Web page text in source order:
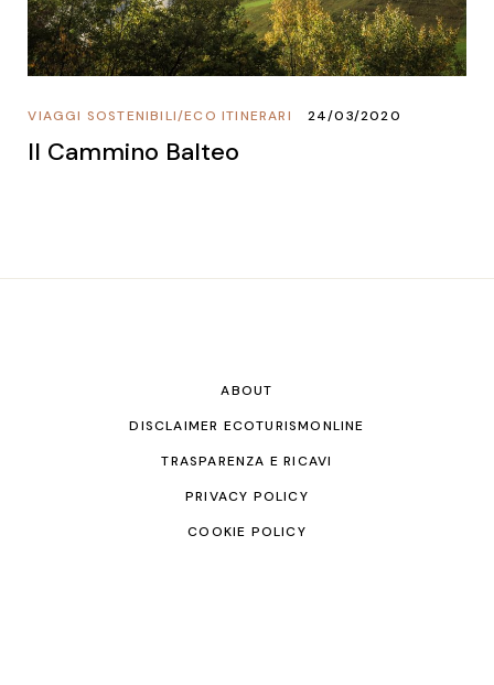
ECO ITINERARI
/
VIAGGI SOSTENIBILI 24/03/2020
Il Cammino Balteo
ABOUT
DISCLAIMER ECOTURISMONLINE
TRASPARENZA E RICAVI
PRIVACY POLICY
COOKIE POLICY